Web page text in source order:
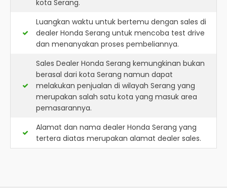
kota Serang.
Luangkan waktu untuk bertemu dengan sales di
dealer Honda Serang untuk mencoba test drive
dan menanyakan proses pembeliannya.
Sales Dealer Honda Serang kemungkinan bukan
berasal dari kota Serang namun dapat
melakukan penjualan di wilayah Serang yang
merupakan salah satu kota yang masuk area
pemasarannya.
Alamat dan nama dealer Honda Serang yang
tertera diatas merupakan alamat dealer sales.